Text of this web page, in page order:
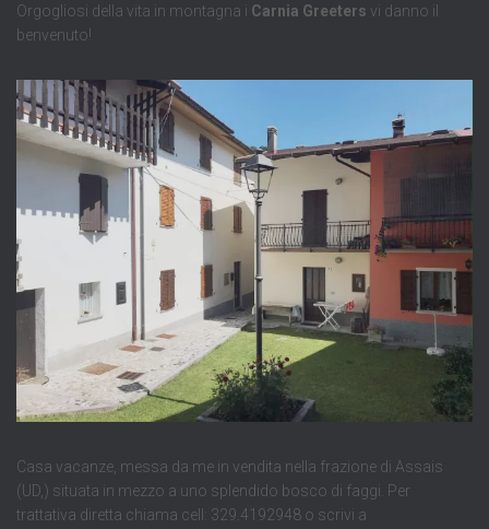
Orgogliosi della vita in montagna i Carnia Greeters vi danno il
benvenuto!
Casa vacanze, messa da me in vendita nella frazione di Assais
(UD,) situata in mezzo a uno splendido bosco di faggi. Per
trattativa diretta chiama cell: 329.4192948 o scrivi a